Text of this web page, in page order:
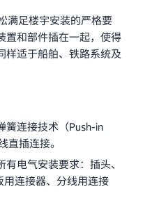
满足楼宇安装的严格要
置和部件插在一起，使得
样适于船舶、铁路系统及
簧连接技术（Push-in
直插连接。
电气安装要求：插头、
用连接器、分线用连接